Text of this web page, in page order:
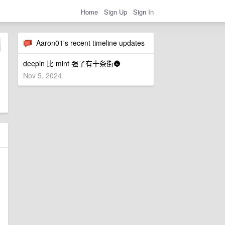
Home Sign Up Sign In
Aaron01's recent timeline updates
deepin 比 mint 强了有十条街🌚
Nov 5, 2024